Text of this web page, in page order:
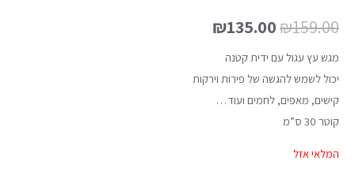
₪159.00
₪135.00
מגש עץ עגול עם ידית קטנה
יכול לשמש להגשה של פירות וירקות
קישים, מאפים, לחמים ועוד…
קוטר 30 ס”מ
המלאי אזל